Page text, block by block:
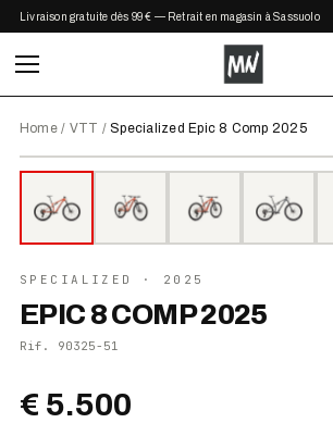
Livraison gratuite dès 99 € — Retrait en magasin à Sassuolo
Home/ VTT / Specialized Epic 8 Comp 2025
SPECIALIZED · 2025
EPIC 8 COMP 2025
Rif. 90325-51
€ 5.500